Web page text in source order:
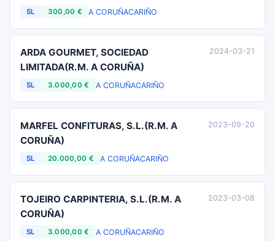
SL 300,00 € A CORUÑACARIÑO
ARDA GOURMET, SOCIEDAD
LIMITADA(R.M. A CORUÑA)
SL 3.000,00 € A CORUÑACARIÑO
2024-03-21
MARFEL CONFITURAS, S.L.(R.M. A
CORUÑA)
SL 20.000,00 € A CORUÑACARIÑO
2023-09-20
TOJEIRO CARPINTERIA, S.L.(R.M. A
CORUÑA)
SL 3.000,00 € A CORUÑACARIÑO
2023-03-08